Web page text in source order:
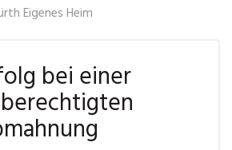
Eigenes Heim
bei einer